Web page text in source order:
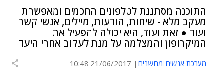
התוכנה מסתננת לטלפונים החכמים ומאפשרת
מעקב מלא - שיחות, הודעות, מיילים, אנשי קשר
ועוד ● זאת ועוד, היא יכולה להפעיל את
המיקרופון והמצלמה על מנת לעקוב אחרי היעד
מערכת אנשים ומחשבים 21/06/2017 10:48